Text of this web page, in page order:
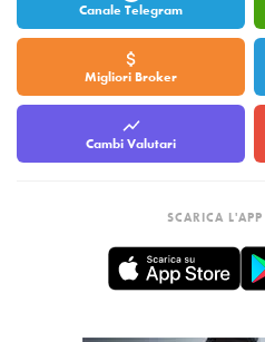
Canale Telegram
Migliori Broker
Cambi Valutari
SCARICA